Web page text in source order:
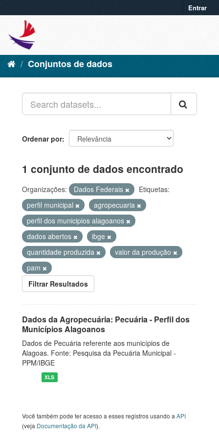
Entrar
Conjuntos de dados
Ordenar por
1 conjunto de dados encontrado
Organizações: Dados Federais
Etiquetas:
perfil municipal
agropecuaria
perfil dos municipios alagoanos
dados abertos
ibge
quantidade produzida
valor da produção
pam
Filtrar Resultados
Dados da Agropecuária: Pecuária - Perfil dos
Municípios Alagoanos
Dados de Pecuária referente aos municípios de
Alagoas. Fonte: Pesquisa da Pecuária Municipal -
PPM/IBGE
XLS
Você também pode ter acesso a esses registros usando a API
(veja Documentação da API).